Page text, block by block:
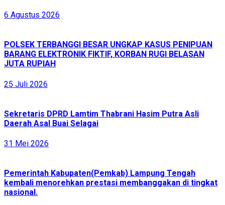
6 Agustus 2026
POLSEK TERBANGGI BESAR UNGKAP KASUS PENIPUAN
BARANG ELEKTRONIK FIKTIF, KORBAN RUGI BELASAN
JUTA RUPIAH
25 Juli 2026
Sekretaris DPRD Lamtim Thabrani Hasim Putra Asli
Daerah Asal Buai Selagai
31 Mei 2026
Pemerintah Kabupaten(Pemkab) Lampung Tengah
kembali menorehkan prestasi membanggakan di tingkat
nasional.